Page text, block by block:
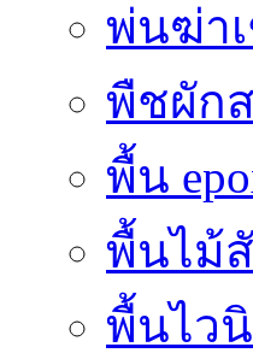
พ่นฆ่า
พืชผัก
พื้น
พื้นไม้
พื้นไว